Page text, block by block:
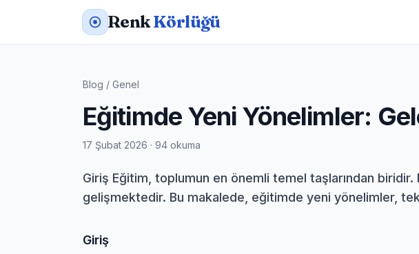
RenkKörlüğü
Blog / Genel
Eğitimde Yeni Yönelimler:
17 Şubat 2026 · 94 okuma
Giriş Eğitim, toplumun en önemli temel taşlarından
gelişmektedir. Bu makalede, eğitimde yeni yönelimler,
Giriş